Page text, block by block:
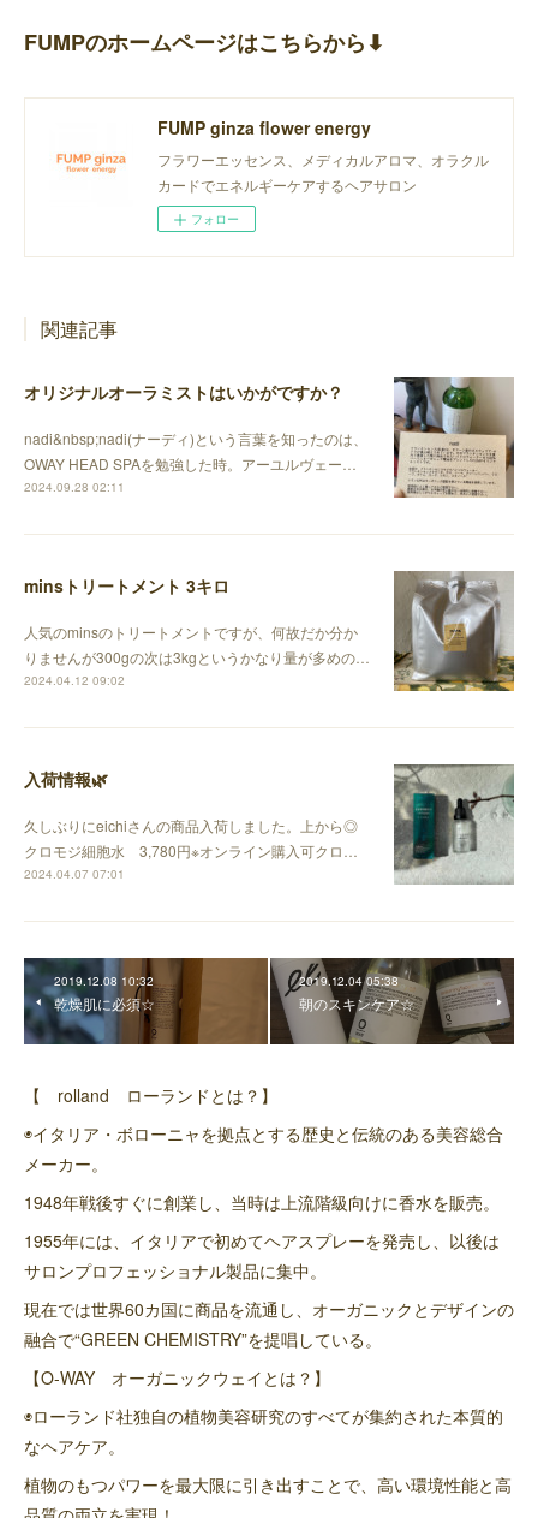
FUMPのホームページはこちらから⬇︎
FUMP ginza flower energy
フラワーエッセンス、メディカルアロマ、オラクル
カードでエネルギーケアするヘアサロン
フォロー
関連記事
オリジナルオーラミストはいかがですか？
nadi&nbsp;nadi(ナーディ)という言葉を知ったのは、
OWAY HEAD SPAを勉強した時。アーユルヴェー…
2024.09.28 02:11
minsトリートメント 3キロ
人気のminsのトリートメントですが、何故だか分か
りませんが300gの次は3kgというかなり量が多めの…
2024.04.12 09:02
入荷情報🌿
久しぶりにeichiさんの商品入荷しました。上から◎
クロモジ細胞水 3,780円※オンライン購入可クロ…
2024.04.07 07:01
2019.12.08 10:32
乾燥肌に必須☆
2019.12.04 05:38
朝のスキンケア☆
【 rolland ローランドとは？】
◉イタリア・ボローニャを拠点とする歴史と伝統のある美容総合
メーカー。
1948年戦後すぐに創業し、当時は上流階級向けに香水を販売。
1955年には、イタリアで初めてヘアスプレーを発売し、以後は
サロンプロフェッショナル製品に集中。
現在では世界60カ国に商品を流通し、オーガニックとデザインの
融合で“GREEN CHEMISTRY”を提唱している。
【O-WAY オーガニックウェイとは？】
◉ローランド社独自の植物美容研究のすべてが集約された本質的
なヘアケア。
植物のもつパワーを最大限に引き出すことで、高い環境性能と高